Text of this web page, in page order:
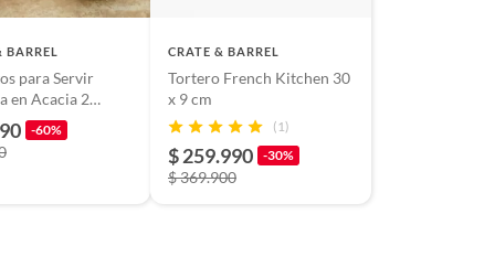
BARREL
para Servir
en Acacia 2
-60%
CRATE & BARREL
Tortero French Kitchen 30
x 9 cm
(1)
$ 259.990 -30%
$ 369.900